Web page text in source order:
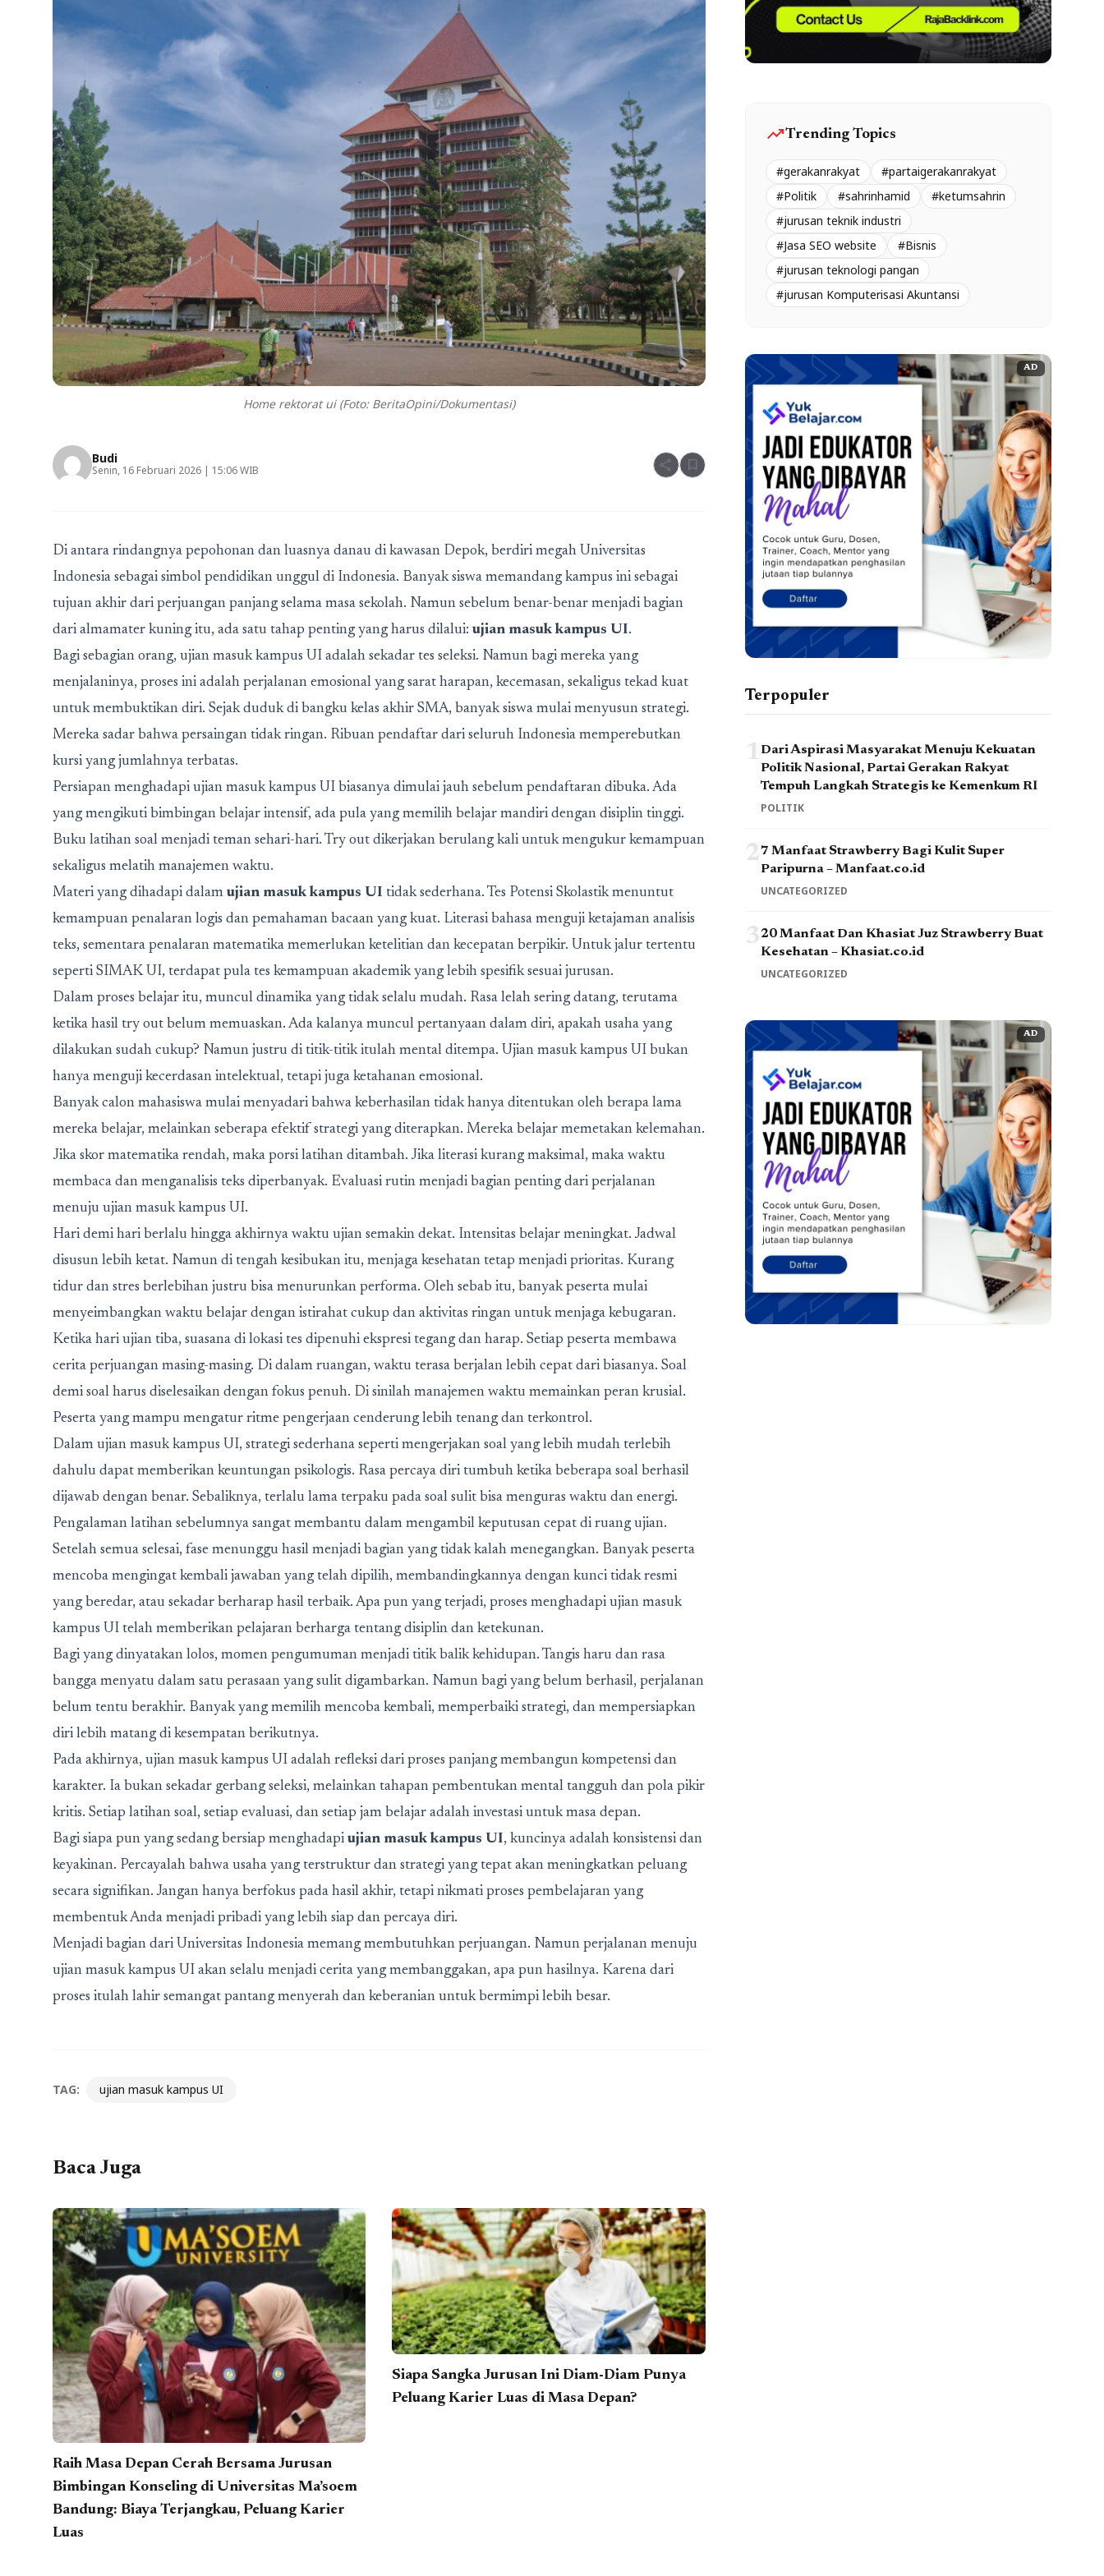
Home rektorat ui (Foto: BeritaOpini/Dokumentasi)
Budi
Senin, 16 Februari 2026 | 15:06 WIB share bookmark
Di antara rindangnya pepohonan dan luasnya danau di kawasan Depok, berdiri megah Universitas
Indonesia sebagai simbol pendidikan unggul di Indonesia. Banyak siswa memandang kampus ini sebagai
tujuan akhir dari perjuangan panjang selama masa sekolah. Namun sebelum benar-benar menjadi bagian
dari almamater kuning itu, ada satu tahap penting yang harus dilalui: ujian masuk kampus UI.
Bagi sebagian orang, ujian masuk kampus UI adalah sekadar tes seleksi. Namun bagi mereka yang
menjalaninya, proses ini adalah perjalanan emosional yang sarat harapan, kecemasan, sekaligus tekad kuat
untuk membuktikan diri. Sejak duduk di bangku kelas akhir SMA, banyak siswa mulai menyusun strategi.
Mereka sadar bahwa persaingan tidak ringan. Ribuan pendaftar dari seluruh Indonesia memperebutkan
kursi yang jumlahnya terbatas.
Persiapan menghadapi ujian masuk kampus UI biasanya dimulai jauh sebelum pendaftaran dibuka. Ada
yang mengikuti bimbingan belajar intensif, ada pula yang memilih belajar mandiri dengan disiplin tinggi.
Buku latihan soal menjadi teman sehari-hari. Try out dikerjakan berulang kali untuk mengukur kemampuan
sekaligus melatih manajemen waktu.
Materi yang dihadapi dalam ujian masuk kampus UI tidak sederhana. Tes Potensi Skolastik menuntut
kemampuan penalaran logis dan pemahaman bacaan yang kuat. Literasi bahasa menguji ketajaman analisis
teks, sementara penalaran matematika memerlukan ketelitian dan kecepatan berpikir. Untuk jalur tertentu
seperti SIMAK UI, terdapat pula tes kemampuan akademik yang lebih spesifik sesuai jurusan.
Dalam proses belajar itu, muncul dinamika yang tidak selalu mudah. Rasa lelah sering datang, terutama
ketika hasil try out belum memuaskan. Ada kalanya muncul pertanyaan dalam diri, apakah usaha yang
dilakukan sudah cukup? Namun justru di titik-titik itulah mental ditempa. Ujian masuk kampus UI bukan
hanya menguji kecerdasan intelektual, tetapi juga ketahanan emosional.
Banyak calon mahasiswa mulai menyadari bahwa keberhasilan tidak hanya ditentukan oleh berapa lama
mereka belajar, melainkan seberapa efektif strategi yang diterapkan. Mereka belajar memetakan kelemahan.
Jika skor matematika rendah, maka porsi latihan ditambah. Jika literasi kurang maksimal, maka waktu
membaca dan menganalisis teks diperbanyak. Evaluasi rutin menjadi bagian penting dari perjalanan
menuju ujian masuk kampus UI.
Hari demi hari berlalu hingga akhirnya waktu ujian semakin dekat. Intensitas belajar meningkat. Jadwal
disusun lebih ketat. Namun di tengah kesibukan itu, menjaga kesehatan tetap menjadi prioritas. Kurang
tidur dan stres berlebihan justru bisa menurunkan performa. Oleh sebab itu, banyak peserta mulai
menyeimbangkan waktu belajar dengan istirahat cukup dan aktivitas ringan untuk menjaga kebugaran.
Ketika hari ujian tiba, suasana di lokasi tes dipenuhi ekspresi tegang dan harap. Setiap peserta membawa
cerita perjuangan masing-masing. Di dalam ruangan, waktu terasa berjalan lebih cepat dari biasanya. Soal
demi soal harus diselesaikan dengan fokus penuh. Di sinilah manajemen waktu memainkan peran krusial.
Peserta yang mampu mengatur ritme pengerjaan cenderung lebih tenang dan terkontrol.
Dalam ujian masuk kampus UI, strategi sederhana seperti mengerjakan soal yang lebih mudah terlebih
dahulu dapat memberikan keuntungan psikologis. Rasa percaya diri tumbuh ketika beberapa soal berhasil
dijawab dengan benar. Sebaliknya, terlalu lama terpaku pada soal sulit bisa menguras waktu dan energi.
Pengalaman latihan sebelumnya sangat membantu dalam mengambil keputusan cepat di ruang ujian.
Setelah semua selesai, fase menunggu hasil menjadi bagian yang tidak kalah menegangkan. Banyak peserta
mencoba mengingat kembali jawaban yang telah dipilih, membandingkannya dengan kunci tidak resmi
yang beredar, atau sekadar berharap hasil terbaik. Apa pun yang terjadi, proses menghadapi ujian masuk
kampus UI telah memberikan pelajaran berharga tentang disiplin dan ketekunan.
Bagi yang dinyatakan lolos, momen pengumuman menjadi titik balik kehidupan. Tangis haru dan rasa
bangga menyatu dalam satu perasaan yang sulit digambarkan. Namun bagi yang belum berhasil, perjalanan
belum tentu berakhir. Banyak yang memilih mencoba kembali, memperbaiki strategi, dan mempersiapkan
diri lebih matang di kesempatan berikutnya.
Pada akhirnya, ujian masuk kampus UI adalah refleksi dari proses panjang membangun kompetensi dan
karakter. Ia bukan sekadar gerbang seleksi, melainkan tahapan pembentukan mental tangguh dan pola pikir
kritis. Setiap latihan soal, setiap evaluasi, dan setiap jam belajar adalah investasi untuk masa depan.
Bagi siapa pun yang sedang bersiap menghadapi ujian masuk kampus UI, kuncinya adalah konsistensi dan
keyakinan. Percayalah bahwa usaha yang terstruktur dan strategi yang tepat akan meningkatkan peluang
secara signifikan. Jangan hanya berfokus pada hasil akhir, tetapi nikmati proses pembelajaran yang
membentuk Anda menjadi pribadi yang lebih siap dan percaya diri.
Menjadi bagian dari Universitas Indonesia memang membutuhkan perjuangan. Namun perjalanan menuju
ujian masuk kampus UI akan selalu menjadi cerita yang membanggakan, apa pun hasilnya. Karena dari
proses itulah lahir semangat pantang menyerah dan keberanian untuk bermimpi lebih besar.
TAG: ujian masuk kampus UI
Baca Juga
Raih Masa Depan Cerah Bersama Jurusan
Bimbingan Konseling di Universitas Ma’soem
Bandung: Biaya Terjangkau, Peluang Karier
Luas
Siapa Sangka Jurusan Ini Diam-Diam Punya
Peluang Karier Luas di Masa Depan?
trending_upTrending Topics
#gerakanrakyat
#partaigerakanrakyat
#Politik
#sahrinhamid
#ketumsahrin
#jurusan teknik industri
#Jasa SEO website
#Bisnis
#jurusan teknologi pangan
#jurusan Komputerisasi Akuntansi
AD
Terpopuler
1 Dari Aspirasi Masyarakat Menuju Kekuatan
Politik Nasional, Partai Gerakan Rakyat
Tempuh Langkah Strategis ke Kemenkum RI
POLITIK
27 Manfaat Strawberry Bagi Kulit Super
Paripurna – Manfaat.co.id
UNCATEGORIZED
320 Manfaat Dan Khasiat Juz Strawberry Buat
Kesehatan – Khasiat.co.id
UNCATEGORIZED
AD